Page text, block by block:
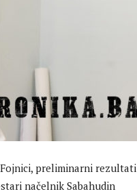
preliminarni rezultati
načelnik Sabahudin